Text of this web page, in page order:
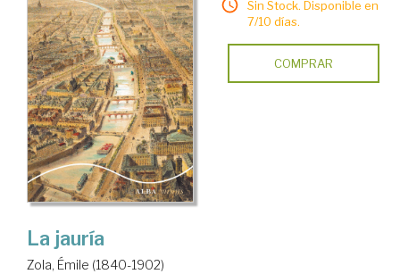
Sin Stock. Disponible en
7/10 días.
COMPRAR
La jauría
Zola, Émile (1840-1902)